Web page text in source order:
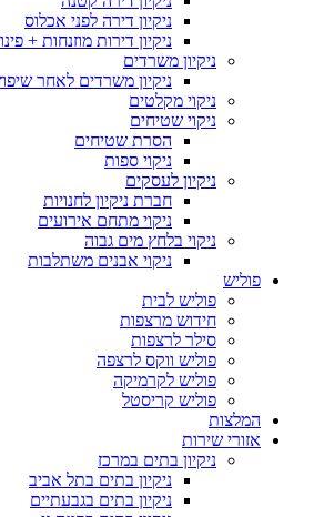
ניקיון דירה לפני אכלוס
ניקיון דירות מוזנחות +
ניקיון משרדים
ניקיון משרדים לאחר
ניקוי מקלטים
ניקוי שטיחים
הסרת שטיחים
ניקוי ספות
ניקיון לעסקים
חברת ניקיון לחנויות
ניקוי מתחם אירועים
ניקוי בלחץ מים גבוה
ניקוי אבנים משתלבות
פוליש
פוליש לבית
חידוש מרצפות
סילר לרצפות
פוליש ווקס לרצפה
פוליש לקרמיקה
פוליש קריסטל
המלצות
אזורי שירות
ניקיון בתים במרכז
ניקיון בתים בתל אביב
ניקיון בתים בגבעתיים